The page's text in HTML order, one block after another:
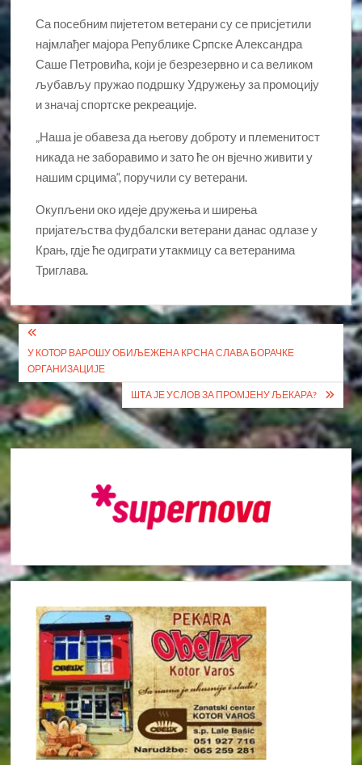
Са посебним пијететом ветерани су се присјетили
најмлађег мајора Републике Српске Александра
Саше Петровића, који је безрезервно и са великом
љубављу пружао подршку Удружењу за промоцију
и значај спортске рекреације.
„Наша је обавеза да његову доброту и племенитост
никада не заборавимо и зато ће он вјечно живити у
нашим срцима“, поручили су ветерани.
Окупљени око идеје дружења и ширења
пријатељства фудбалски ветерани данас одлазе у
Крањ, гдје ће одиграти утакмицу са ветеранима
Триглава.
Кретање
чланка
У КОТОР ВАРОШУ ОБИЉЕЖЕНА КРСНА СЛАВА БОРАЧКЕ
ОРГАНИЗАЦИЈЕ
ШТА ЈЕ УСЛОВ ЗА ПРОМЈЕНУ ЉЕКАРА?